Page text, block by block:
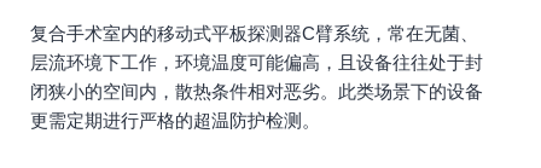
复合手术室内的移动式平板探测器C臂系统，常在无菌、
层流环境下工作，环境温度可能偏高，且设备往往处于封
闭狭小的空间内，散热条件相对恶劣。此类场景下的设备
更需定期进行严格的超温防护检测。